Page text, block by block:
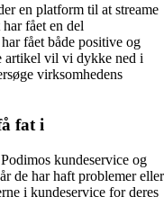
en platform til at streame
fået en del
fået både positive og
artikel vil vi dykke ned i
virksomhedens
fat i
kundeservice og
de har haft problemer eller
i kundeservice for deres